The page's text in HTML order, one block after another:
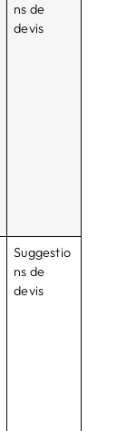
ns de
devis
Suggestio
ns de
devis